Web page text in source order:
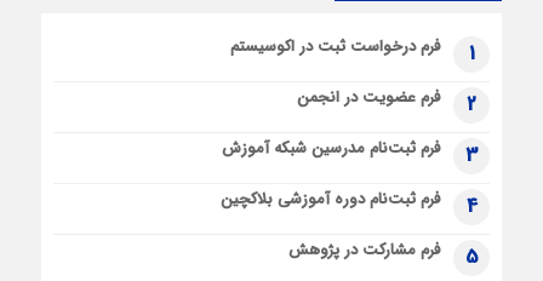
1 فرم درخواست ثبت در اکوسیستم
2 فرم عضویت در انجمن
3 فرم ثبت‌نام مدرسین شبکه آموزش
4 فرم ثبت‌نام دوره آموزشی بلاکچین
5 فرم مشارکت در پژوهش